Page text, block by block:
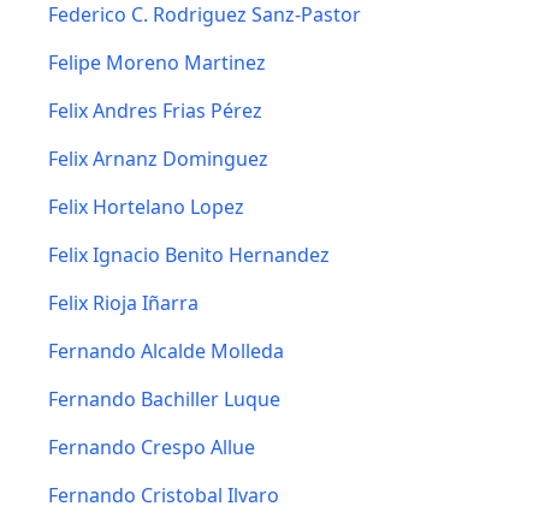
Federico C. Rodriguez Sanz-Pastor
Felipe Moreno Martinez
Felix Andres Frias Pérez
Felix Arnanz Dominguez
Felix Hortelano Lopez
Felix Ignacio Benito Hernandez
Felix Rioja Iñarra
Fernando Alcalde Molleda
Fernando Bachiller Luque
Fernando Crespo Allue
Fernando Cristobal Ilvaro